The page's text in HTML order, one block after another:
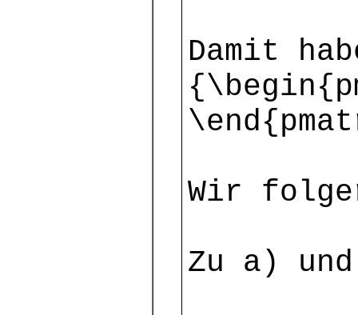
Damit
Wir
Zu a)